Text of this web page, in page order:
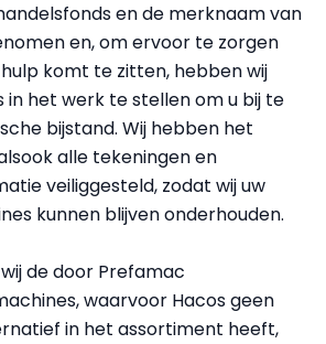
en de merknaam van
en, om ervoor te zorgen
komt te zitten, hebben wij
in het werk te stellen om u bij te
bijstand. Wij hebben het
alle tekeningen en
veiliggesteld, zodat wij uw
kunnen blijven onderhouden.
de door Prefamac
waarvoor Hacos geen
in het assortiment heeft,